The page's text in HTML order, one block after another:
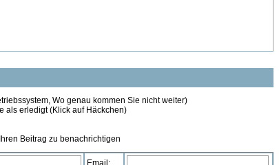
Wo genau kommen Sie nicht weiter)
als erledigt (Klick auf Häckchen)
Beitrag zu benachrichtigen
Email: